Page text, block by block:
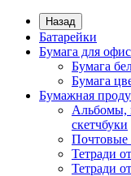
Назад
Батарейки
Бумага для
Бумага
Бумага
Бумажная
Альбомы,
скетчбуки
Почтовые
Тетради
Тетради